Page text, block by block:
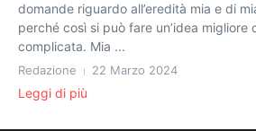
domande riguardo all’eredità mia e di
perché così si può fare un’idea migliore
complicata. Mia ...
Redazione 22 Marzo 2024
Leggi di più